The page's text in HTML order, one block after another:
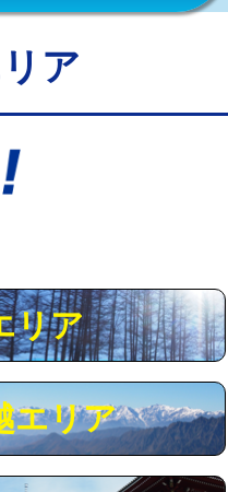
止
5,500円
作
44,000円
+8,800円
） 11,000円~
ア
リア
エリア